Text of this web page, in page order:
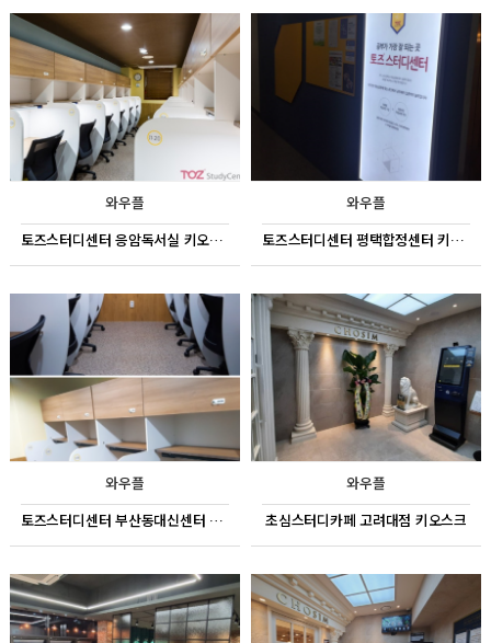
와우플
토즈스터디센터 응암독서실 키오스크
와우플
토즈스터디센터 평택합정센터 키오스크
와우플
토즈스터디센터 부산동대신센터 키오스크
와우플
초심스터디카페 고려대점 키오스크